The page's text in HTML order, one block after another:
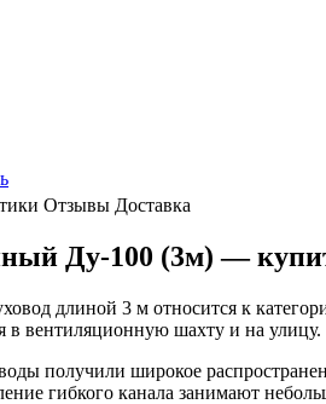
Отзывы Доставка
Ду-100 (3м) —
длиной 3 м относится к
в вентиляционную шахту и на улицу.
получили широкое
гибкого канала занимают